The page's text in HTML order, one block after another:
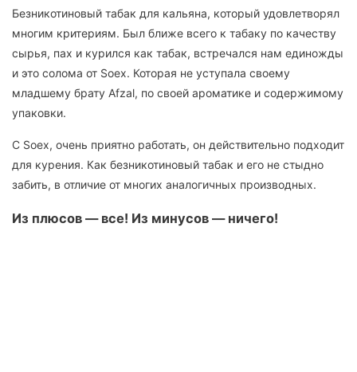
Безникотиновый табак для кальяна, который удовлетворял
многим критериям. Был ближе всего к табаку по качеству
сырья, пах и курился как табак, встречался нам единожды
и это солома от Soex. Которая не уступала своему
младшему брату Afzal, по своей ароматике и содержимому
упаковки.
С Soex, очень приятно работать, он действительно подходит
для курения. Как безникотиновый табак и его не стыдно
забить, в отличие от многих аналогичных производных.
Из плюсов — все! Из минусов — ничего!